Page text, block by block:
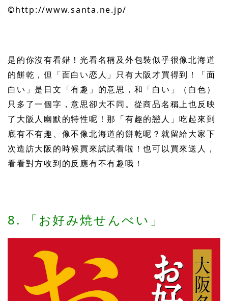
©︎http://www.santa.ne.jp/
是的你沒有看錯！光看名稱及外包裝似乎很像北海道
的餅乾，但「面白い恋人」只有大阪才買得到！「面
白い」是日文「有趣」的意思，和「白い」（白色）
只多了一個字，意思卻大不同。從商品名稱上也反映
了大阪人幽默的特性呢！那「有趣的戀人」吃起來到
底有不有趣、像不像北海道的餅乾呢？就留給大家下
次造訪大阪的時候買來試試看啦！也可以買來送人，
看看對方收到的反應有不有趣哦！
8. 「お好み焼せんべい」